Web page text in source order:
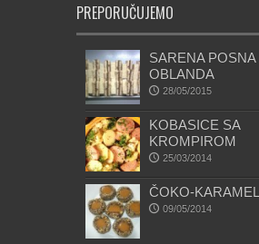
PREPORUČUJEMO
SARENA POSNA
OBLANDA
28/05/2015
KOBASICE SA
KROMPIROM
25/03/2014
ČOKO-
09/05/2014